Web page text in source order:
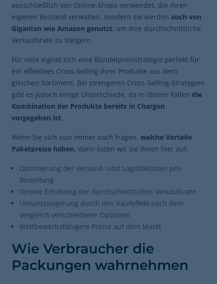
ausschließlich von Online-Shops verwendet, die ihren
eigenen Bestand verwalten, sondern sie werden auch von
Giganten wie Amazon genutzt, um ihre durchschnittliche
Verkaufsrate zu steigern.
Für viele eignet sich eine Bündelpreisstrategie perfekt für
ein effektives Cross-Selling ihrer Produkte aus dem
gleichen Sortiment. Bei strengeren Cross-Selling-Strategien
gibt es jedoch einige Unterschiede, da in diesen Fällen die
Kombination der Produkte bereits in Chargen
vorgegeben ist.
Wenn Sie sich nun immer noch fragen, welche Vorteile
Paketpreise haben, dann listen wir sie Ihnen hier auf:
Optimierung der Versand- und Logistikkosten pro
Bestellung
Direkte Erhöhung der durchschnittlichen Verkaufsrate
Umsatzsteigerung durch den Kaufeffekt nach dem
Vergleich verschiedener Optionen
Wettbewerbsfähigere Preise auf dem Markt
Wie Verbraucher die
Packungen wahrnehmen